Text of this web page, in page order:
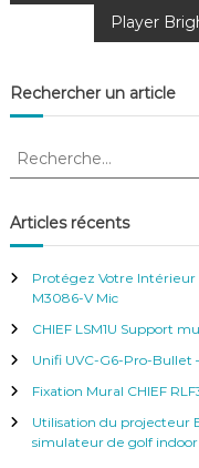
v
g
a
t
i
o
n
Player
Rechercher un article
R
h
e
c
e
r
:
Articles récents
Protégez Votre Intérieur
M3086-V Mic
CHIEF LSM1U Support
Unifi UVC-G6-Pro-Bullet
Fixation Mural CHIEF
Utilisation du projecteur
simulateur de golf indoor